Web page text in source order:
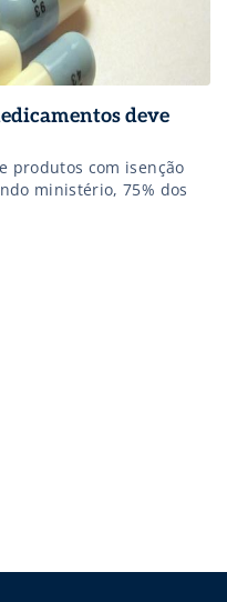
deve
produtos com isenção
ministério, 75% dos